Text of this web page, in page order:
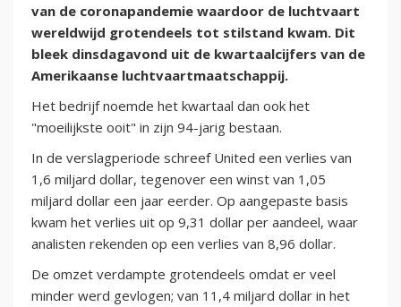
van de coronapandemie waardoor de luchtvaart
wereldwijd grotendeels tot stilstand kwam. Dit
bleek dinsdagavond uit de kwartaalcijfers van de
Amerikaanse luchtvaartmaatschappij.
Het bedrijf noemde het kwartaal dan ook het
"moeilijkste ooit" in zijn 94-jarig bestaan.
In de verslagperiode schreef United een verlies van
1,6 miljard dollar, tegenover een winst van 1,05
miljard dollar een jaar eerder. Op aangepaste basis
kwam het verlies uit op 9,31 dollar per aandeel, waar
analisten rekenden op een verlies van 8,96 dollar.
De omzet verdampte grotendeels omdat er veel
minder werd gevlogen; van 11,4 miljard dollar in het